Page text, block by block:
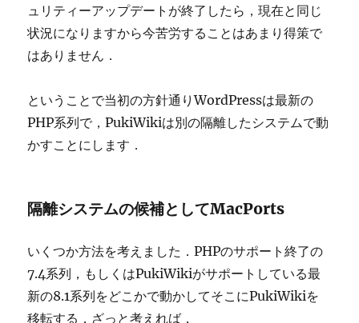
ュリティーアップデートが終了したら，現在と同じ
状況になりますから今苦労することはあまり得策で
はありません．
ということで当初の方針通りWordPressは最新の
PHP系列で，PukiWikiは別の隔離したシステムで動
かすことにします．
隔離システムの候補としてMacPorts
いくつか方法を考えました．PHPのサポート終了の
7.4系列，もしくはPukiWikiがサポートしている最
新の8.1系列をどこかで動かしてそこにPukiWikiを
移転する．ざっと考えれば，